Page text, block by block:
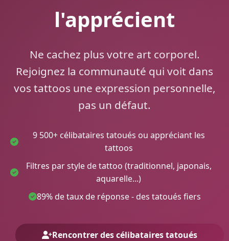
l'apprécient
Ne cachez plus votre art corporel.
Rejoignez la communauté qui voit dans
vos tattoos une expression personnelle,
pas un défaut.
9 500+ célibataires tatoués ou appréciant les
tattoos
Filtres par style de tattoo (traditionnel, japonais,
aquarelle...)
89% de taux de réponse - des tatoués fiers
Rencontrer des célibataires tatoués